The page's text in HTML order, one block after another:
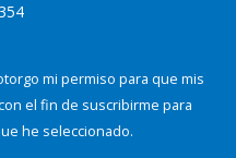
mi permiso para que mis
el fin de suscribirme para
he seleccionado.